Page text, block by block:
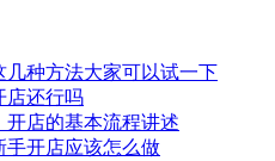
种方法大家可以试一下
店还行吗
店的基本流程讲述
手开店应该怎么做